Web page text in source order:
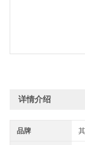
详情介绍
品牌